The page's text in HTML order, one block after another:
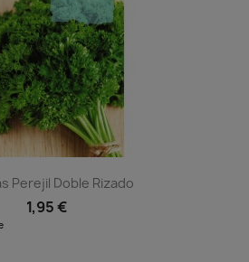
Perejil Doble Rizado
1,95 €